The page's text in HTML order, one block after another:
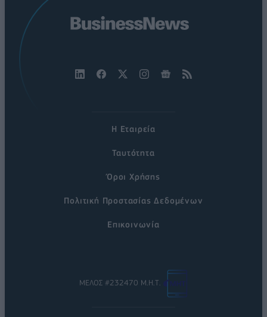
Η Εταιρεία
Ταυτότητα
Όροι Χρήσης
Πολιτική Προστασίας Δεδομένων
Επικοινωνία
ΜΕΛΟΣ #232470 Μ.Η.Τ.